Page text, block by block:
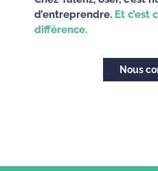
d’entreprendre. Et c’est
différence.​
Nous